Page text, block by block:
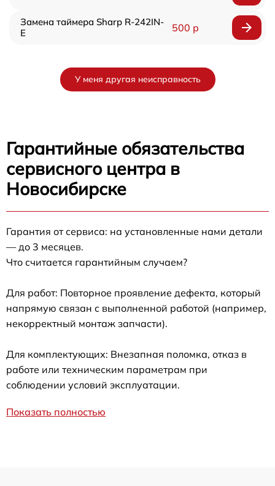
Замена таймера Sharp R-242IN-
E
500 р
У меня другая неисправность
Гарантийные обязательства
сервисного центра в
Новосибирске
Гарантия от сервиса: на установленные нами детали
— до 3 месяцев.
Что считается гарантийным случаем?
Для работ: Повторное проявление дефекта, который
напрямую связан с выполненной работой (например,
некорректный монтаж запчасти).
Для комплектующих: Внезапная поломка, отказ в
работе или техническим параметрам при
соблюдении условий эксплуатации.
Показать полностью